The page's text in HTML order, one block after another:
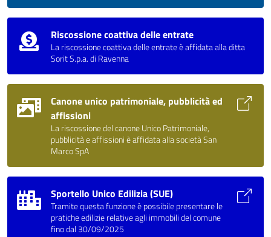
Riscossione coattiva delle entrate
La riscossione coattiva delle entrate è affidata alla ditta
Sorit S.p.a. di Ravenna
Canone unico patrimoniale, pubblicità ed
affissioni
La riscossione del canone Unico Patrimoniale,
pubblicità e affissioni è affidata alla società San
Marco SpA
Sportello Unico Edilizia (SUE)
Tramite questa funzione è possibile presentare le
pratiche edilizie relative agli immobili del comune
fino dal 30/09/2025